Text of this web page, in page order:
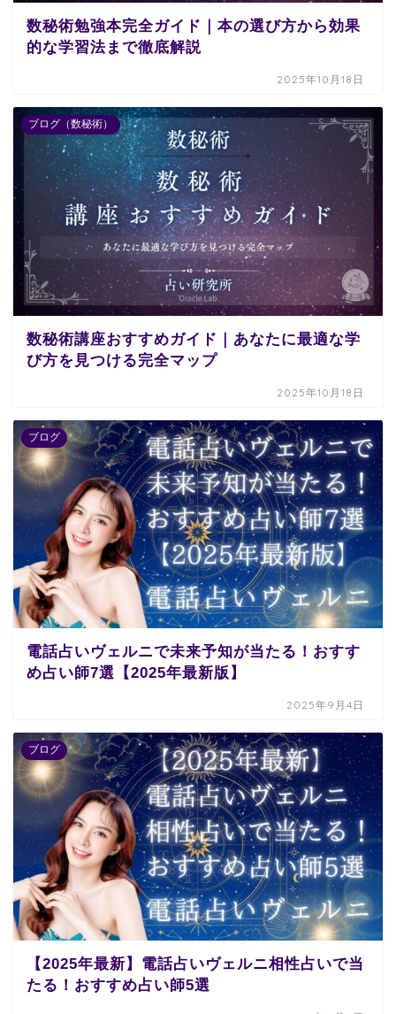
数秘術勉強本完全ガイド｜本の選び方から効果
的な学習法まで徹底解説
2025年10月18日
ブログ（数秘術）
数秘術講座おすすめガイド｜あなたに最適な学
び方を見つける完全マップ
2025年10月18日
ブログ
電話占いヴェルニで未来予知が当たる！おすす
め占い師7選【2025年最新版】
2025年9月4日
ブログ
【2025年最新】電話占いヴェルニ相性占いで当
たる！おすすめ占い師5選